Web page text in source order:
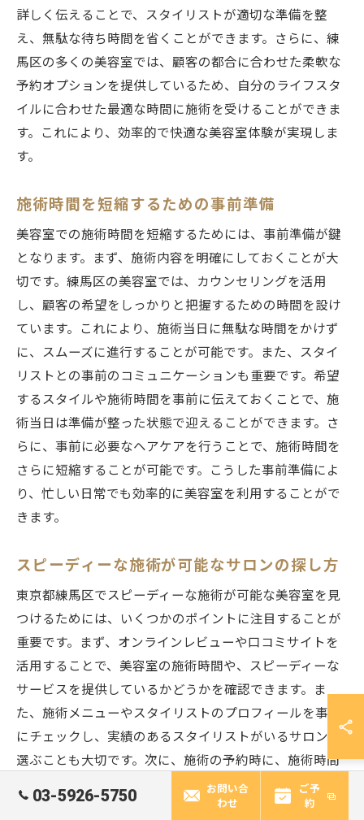
詳しく伝えることで、スタイリストが適切な準備を整
え、無駄な待ち時間を省くことができます。さらに、練
馬区の多くの美容室では、顧客の都合に合わせた柔軟な
予約オプションを提供しているため、自分のライフスタ
イルに合わせた最適な時間に施術を受けることができま
す。これにより、効率的で快適な美容室体験が実現しま
す。
施術時間を短縮するための事前準備
美容室での施術時間を短縮するためには、事前準備が鍵
となります。まず、施術内容を明確にしておくことが大
切です。練馬区の美容室では、カウンセリングを活用
し、顧客の希望をしっかりと把握するための時間を設け
ています。これにより、施術当日に無駄な時間をかけず
に、スムーズに進行することが可能です。また、スタイ
リストとの事前のコミュニケーションも重要です。希望
するスタイルや施術時間を事前に伝えておくことで、施
術当日は準備が整った状態で迎えることができます。さ
らに、事前に必要なヘアケアを行うことで、施術時間を
さらに短縮することが可能です。こうした事前準備によ
り、忙しい日常でも効率的に美容室を利用することがで
きます。
スピーディーな施術が可能なサロンの探し方
東京都練馬区でスピーディーな施術が可能な美容室を見
つけるためには、いくつかのポイントに注目することが
重要です。まず、オンラインレビューや口コミサイトを
活用することで、美容室の施術時間や、スピーディーな
サービスを提供しているかどうかを確認できます。ま
た、施術メニューやスタイリストのプロフィールを事前
にチェックし、実績のあるスタイリストがいるサロンを
選ぶことも大切です。次に、施術の予約時に、施術時間
の目安を確認することも忘れずに。これにより、スピー
ディーかつ効率的な施術を受けられる可能性が高まりま
03-5926-5750
お問い合
わせ
ご予
約